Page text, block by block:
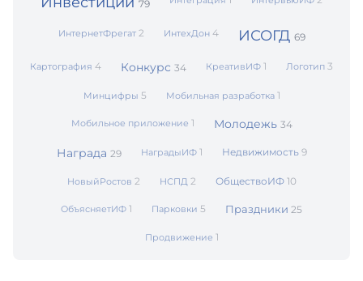
79
ИнтернетФрегат 2 ИнтехДон 4 ИСОГД 69
Картография 4 Конкурс 34 КреативИФ 1 Логотип 3
Минцифры 5 Мобильная разработка 1
Мобильное приложение 1 Молодежь 34
Награда 29 НаградыИФ 1 Недвижимость 9
НовыйРостов 2 НСПД 2 ОбществоИФ 10
ОбъясняетИФ 1 Парковки 5 Праздники 25
Продвижение 1